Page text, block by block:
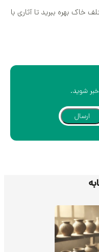
خاک بهره ببرید تا آثاری با
شوید.
ارسال